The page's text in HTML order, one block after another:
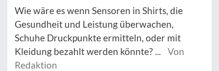
Wie wäre es wenn Sensoren in Shirts, die
Gesundheit und Leistung überwachen,
Schuhe Druckpunkte ermitteln, oder mit
Kleidung bezahlt werden könnte? ...
Von
Redaktion